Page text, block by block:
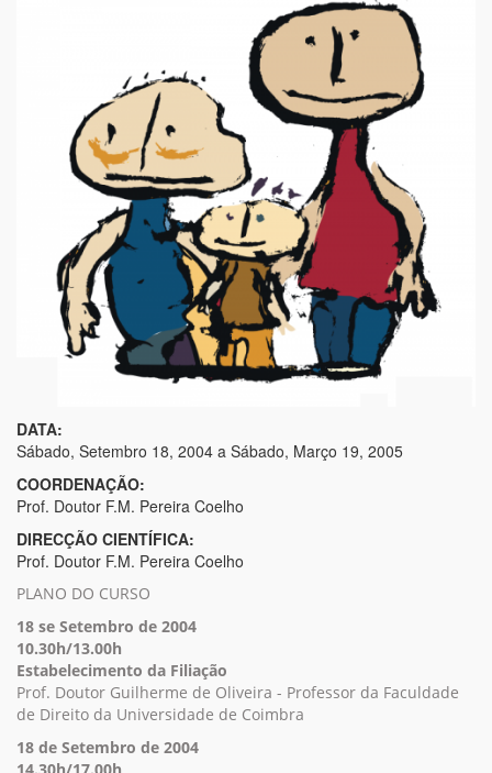
DATA:
Sábado, Setembro 18, 2004 a Sábado, Março 19, 2005
COORDENAÇÃO:
Prof. Doutor F.M. Pereira Coelho
DIRECÇÃO CIENTÍFICA:
Prof. Doutor F.M. Pereira Coelho
PLANO DO CURSO
18 se Setembro de 2004
10.30h/13.00h
Estabelecimento da Filiação
Prof. Doutor Guilherme de Oliveira - Professor da Faculdade
de Direito da Universidade de Coimbra
18 de Setembro de 2004